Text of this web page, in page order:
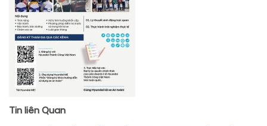
Tin liên Quan